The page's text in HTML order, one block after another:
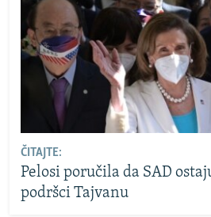
ČITAJTE:
Pelosi poručila da SAD
podršci Tajvanu